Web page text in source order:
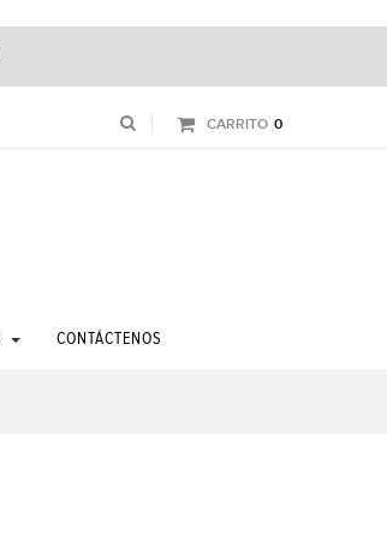
CARRITO 0
CONTÁCTENOS